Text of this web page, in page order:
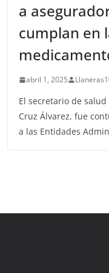
a
cumplan en
abril 1, 2025
El secretario de
Cruz Álvarez, fue
a las Entidades